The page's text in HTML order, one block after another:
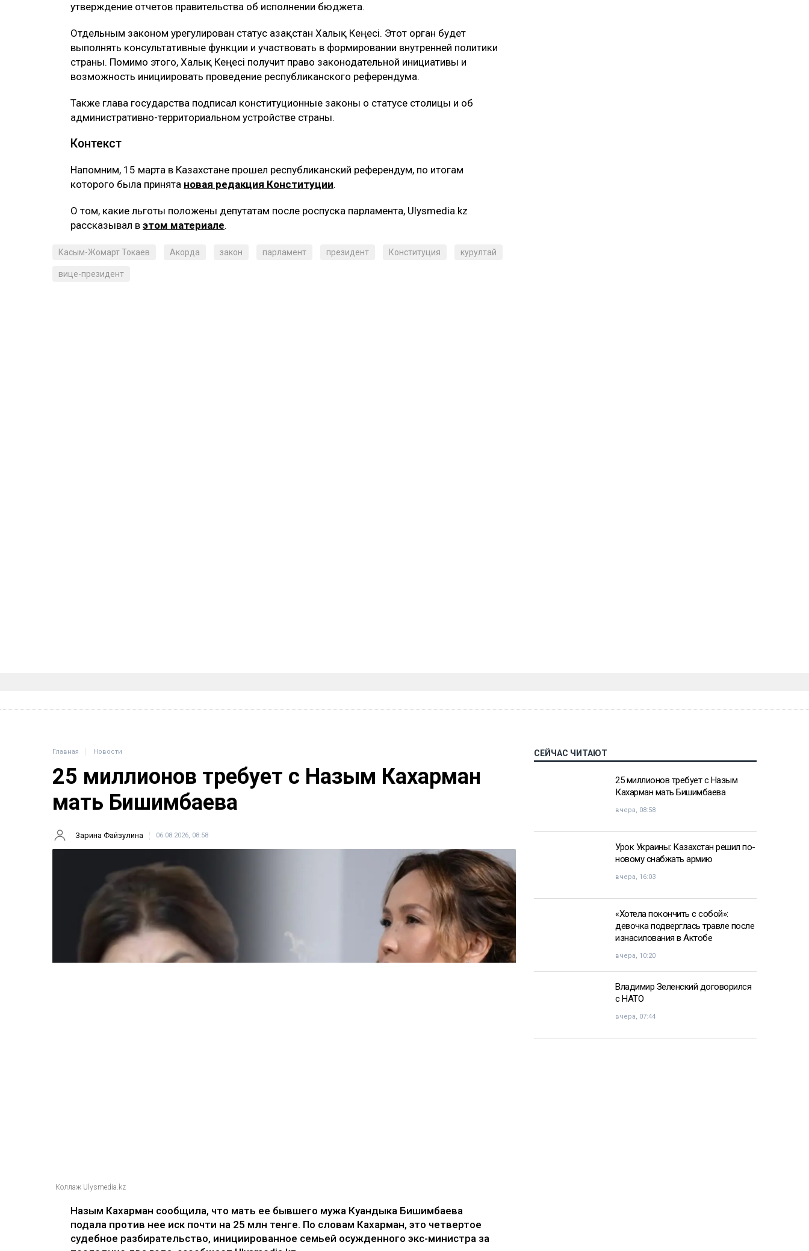
утверждение отчетов правительства об исполнении бюджета.
Отдельным законом урегулирован статус Қазақстан Халық Кеңесі. Этот орган будет
выполнять консультативные функции и участвовать в формировании внутренней политики
страны. Помимо этого, Халық Кеңесі получит право законодательной инициативы и
возможность инициировать проведение республиканского референдума.
Также глава государства подписал конституционные законы о статусе столицы и об
административно-территориальном устройстве страны.
Контекст
Напомним, 15 марта в Казахстане прошел республиканский референдум, по итогам
которого была принята новая редакция Конституции.
О том, какие льготы положены депутатам после роспуска парламента, Ulysmedia.kz
рассказывал в этом материале.
Касым-Жомарт Токаев Акорда закон парламент президент Конституция курултай
вице-президент
Главная Новости
25 миллионов требует с Назым Кахарман
мать Бишимбаева
Зарина Файзулина 06.08.2026, 08:58
Коллаж Ulysmedia.kz
Назым Кахарман сообщила, что мать ее бывшего мужа Куандыка Бишимбаева
подала против нее иск почти на 25 млн тенге. По словам Кахарман, это четвертое
судебное разбирательство, инициированное семьей осужденного экс-министра за
СЕЙЧАС ЧИТАЮТ
25 миллионов требует с Назым
Кахарман мать Бишимбаева
вчера, 08:58
Урок Украины: Казахстан решил по-
новому снабжать армию
вчера, 16:03
«Хотела покончить с собой»:
девочка подверглась травле после
изнасилования в Актобе
вчера, 10:20
Владимир Зеленский договорился
с НАТО
вчера, 07:44